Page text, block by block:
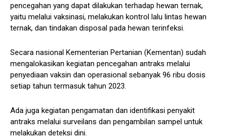
pencegahan yang dapat dilakukan terhadap hewan ternak,
yaitu melalui vaksinasi, melakukan kontrol lalu lintas hewan
ternak, dan tindakan disposal pada hewan terinfeksi.
Secara nasional Kementerian Pertanian (Kementan) sudah
mengalokasikan kegiatan pencegahan antraks melalui
penyediaan vaksin dan operasional sebanyak 96 ribu dosis
setiap tahun termasuk tahun 2023.
Ada juga kegiatan pengamatan dan identifikasi penyakit
antraks melalui surveilans dan pengambilan sampel untuk
melakukan deteksi dini.